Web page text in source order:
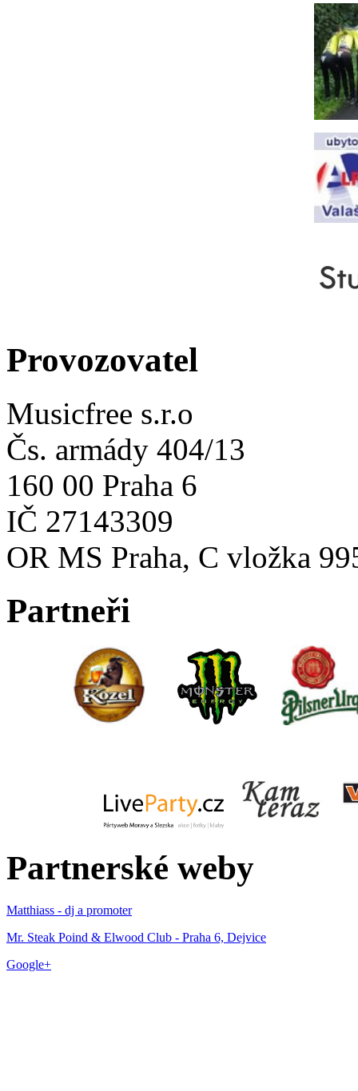
Provozovatel
Musicfree s.r.o
Čs. armády 404/13
160 00 Praha 6
IČ 27143309
OR MS Praha, C vložka
Partneři
Partnerské weby
Matthiass - dj a promoter
Mr. Steak Poind & Elwood Club - Praha 6, Dejvice
Google+